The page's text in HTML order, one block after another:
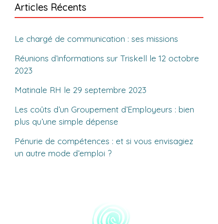
Articles Récents
Le chargé de communication : ses missions
Réunions d’informations sur Triskell le 12 octobre
2023
Matinale RH le 29 septembre 2023
Les coûts d’un Groupement d’Employeurs : bien
plus qu’une simple dépense
Pénurie de compétences : et si vous envisagiez
un autre mode d’emploi ?